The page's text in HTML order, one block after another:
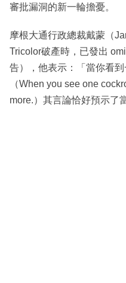
審批漏洞的新一輪擔憂。
摩根大通行政總裁戴蒙（
Tricolor破產時，已發出
告），他表示：「當你看
（When you see one
more.）其言論恰好預示了